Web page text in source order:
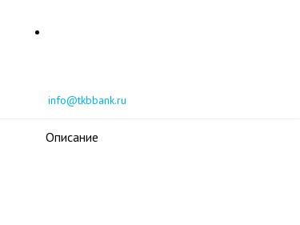
info@tkbbank.ru
Описание